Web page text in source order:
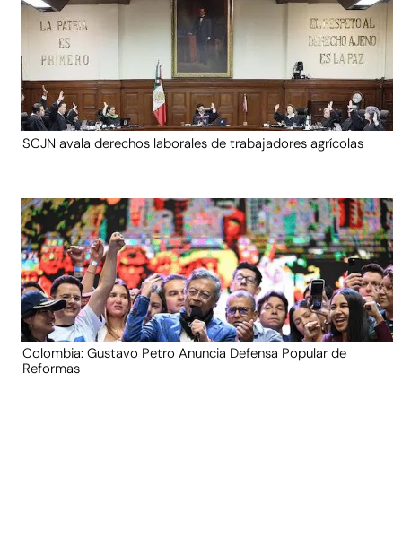
SCJN avala derechos laborales de trabajadores agrícolas
Colombia: Gustavo Petro Anuncia Defensa Popular de
Reformas